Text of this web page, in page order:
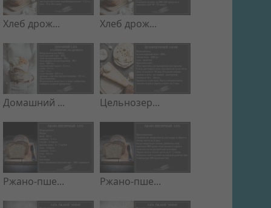
Хлеб дрож... Хлеб дрож...
Домашний ... Цельнозер...
Ржано-пше... Ржано-пше...